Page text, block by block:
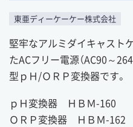
東亜ディーケーケー株式会社
堅牢なアルミダイキャスト
たACフリー電源（AC90～
型ｐＨ/ＯＲＰ変換器です。
ｐＨ変換器 ＨＢＭ-160
ＯＲＰ変換器 ＨＢＭ-162